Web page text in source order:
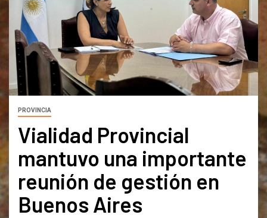
PROVINCIA
Vialidad Provincial
mantuvo una importante
reunión de gestión en
Buenos Aires